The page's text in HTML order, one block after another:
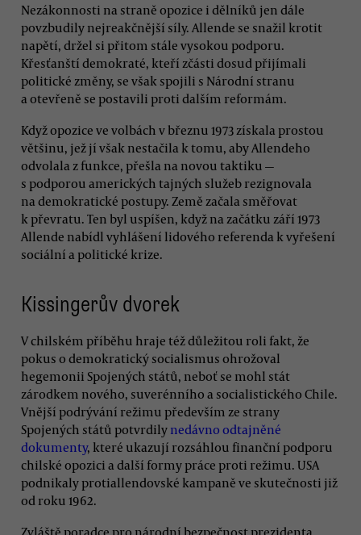
Nezákonnosti na straně opozice i dělníků jen dále
povzbudily nejreakčnější síly. Allende se snažil krotit
napětí, držel si přitom stále vysokou podporu.
Křesťanští demokraté, kteří zčásti dosud přijímali
politické změny, se však spojili s Národní stranu
a otevřeně se postavili proti dalším reformám.
Když opozice ve volbách v březnu 1973 získala prostou
většinu, jež jí však nestačila k tomu, aby Allendeho
odvolala z funkce, přešla na novou taktiku —
s podporou amerických tajných služeb rezignovala
na demokratické postupy. Země začala směřovat
k převratu. Ten byl uspíšen, když na začátku září 1973
Allende nabídl vyhlášení lidového referenda k vyřešení
sociální a politické krize.
Kissingerův dvorek
V chilském příběhu hraje též důležitou roli fakt, že
pokus o demokratický socialismus ohrožoval
hegemonii Spojených států, neboť se mohl stát
zárodkem nového, suverénního a socialistického Chile.
Vnější podrývání režimu především ze strany
Spojených států potvrdily nedávno odtajněné
dokumenty, které ukazují rozsáhlou finanční podporu
chilské opozici a další formy práce proti režimu. USA
podnikaly protiallendovské kampaně ve skutečnosti již
od roku 1962.